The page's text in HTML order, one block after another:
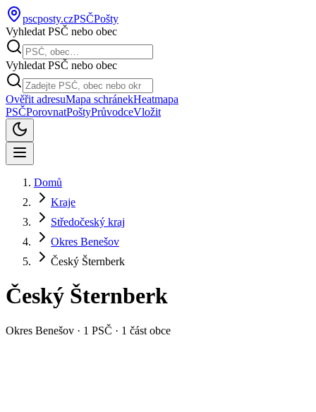
pscposty.czPSČPošty
Vyhledat PSČ nebo obec
Vyhledat PSČ nebo obec
Ověřit adresuMapa schránekHeatmapa
PSČPorovnatPoštyPrůvodceVložit
Domů
Kraje
Středočeský kraj
Okres Benešov
Český Šternberk
Český Šternberk
Okres Benešov · 1 PSČ · 1 část obce